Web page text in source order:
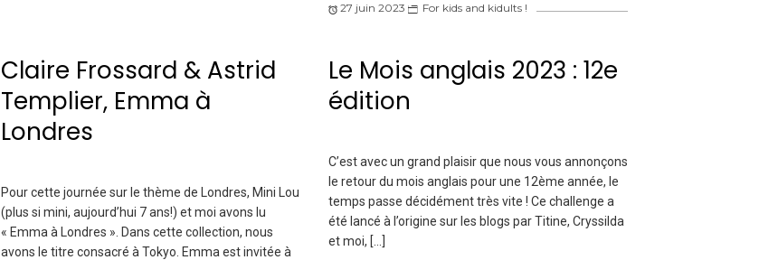
27 juin 2023 For kids and kidults !
Claire Frossard & Astrid
Templier, Emma à
Londres
Pour cette journée sur le thème de Londres, Mini Lou
(plus si mini, aujourd’hui 7 ans!) et moi avons lu
« Emma à Londres ». Dans cette collection, nous
avons le titre consacré à Tokyo. Emma est invitée à
Le Mois anglais 2023 : 12e
édition
C’est avec un grand plaisir que nous vous annonçons
le retour du mois anglais pour une 12ème année, le
temps passe décidément très vite ! Ce challenge a
été lancé à l’origine sur les blogs par Titine, Cryssilda
et moi, […]